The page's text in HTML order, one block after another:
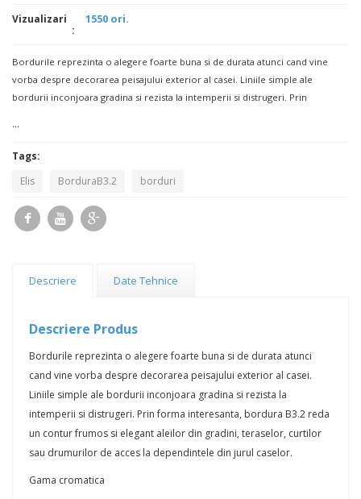
Vizualizari 1550 ori.
Bordurile reprezinta o alegere foarte buna si de durata atunci cand vine
vorba despre decorarea peisajului exterior al casei. Liniile simple ale
bordurii inconjoara gradina si rezista la intemperii si distrugeri. Prin
...
Tags:
Elis
BorduraB3.2 borduri
Descriere Date Tehnice
Descriere Produs
Bordurile reprezinta o alegere foarte buna si de durata atunci
cand vine vorba despre decorarea peisajului exterior al casei.
Liniile simple ale bordurii inconjoara gradina si rezista la
intemperii si distrugeri. Prin forma interesanta, bordura B3.2 reda
un contur frumos si elegant aleilor din gradini, teraselor, curtilor
sau drumurilor de acces la dependintele din jurul caselor.
Gama cromatica